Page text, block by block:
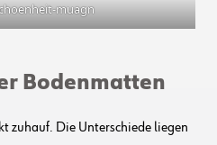
muagn
Bodenmatten
zuhauf. Die Unterschiede liegen